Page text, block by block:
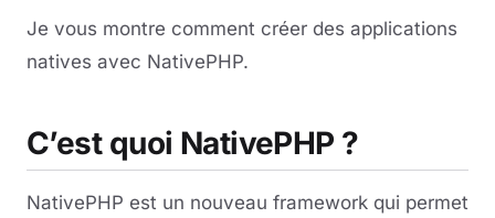
Je vous montre comment créer des applications
natives avec NativePHP.
C’est quoi NativePHP ?
NativePHP est un nouveau framework qui permet